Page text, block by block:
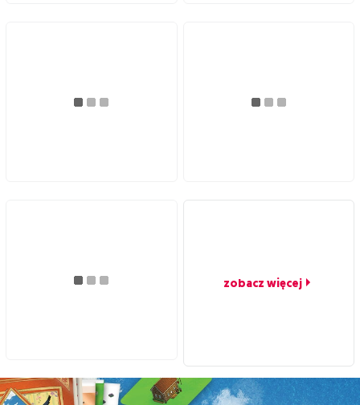
zobacz więcej